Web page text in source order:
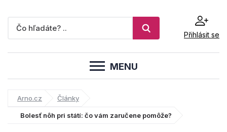
Přihlásit se
MENU
Arno.cz Články
Bolesť nôh pri státí: čo vám zaručene pomôže?